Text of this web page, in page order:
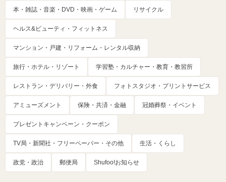
本・雑誌・音楽・DVD・映画・ゲーム リサイクル
ヘルス&ビューティ・フィットネス
マンション・戸建・リフォーム・レンタル収納
旅行・ホテル・リゾート 学習塾・カルチャー・教育・教習所
レストラン・デリバリー・外食 フォトスタジオ・プリントサービス
アミューズメント 保険・共済・金融 冠婚葬祭・イベント
プレゼントキャンペーン・クーポン
TV局・新聞社・フリーペーパー・その他 生活・くらし
政党・政治 郵便局 Shufoo!お知らせ